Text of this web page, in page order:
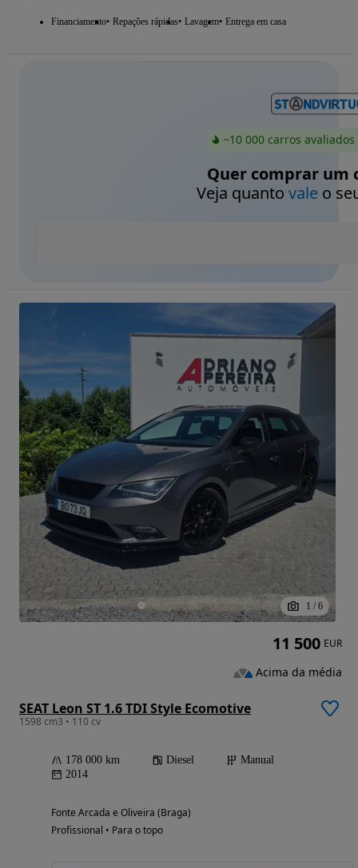
Financiamento Repações rápidas Lavagem Entrega em casa
~10 000 carros
Quer comprar um
Veja quanto valeo
1 / 6
SEAT Leon ST 1.6 TDI Style Ecomotive
1598 cm3 • 110 cv
178 000 km Diesel
Manual
2014
Fonte Arcada e Oliveira (Braga)
Profissional • Para o topo
11 500 EUR
Acima da média